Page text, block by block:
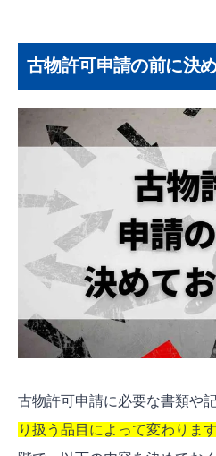
古物許可申請の前に決
古物許可申請に必要な書類や
り扱う品目によって変わります